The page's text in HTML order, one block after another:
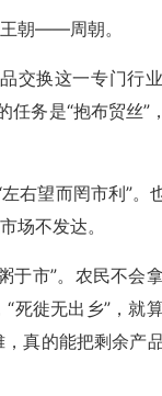
朝——周朝。
交换这一专门行
任务是“抱布贸丝”
右望而罔市利”
场不发达。
于市”。农民不会
死徙无出乡”，就
真的能把剩余产